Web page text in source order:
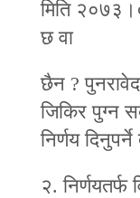
मिति
छ वा
छैन ?
जिकिर पुग्न
निर्णय
२. निर्णयतर्फ